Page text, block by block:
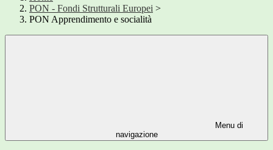
PON - Fondi Strutturali Europei >
PON Apprendimento e socialità
Menu di
navigazione